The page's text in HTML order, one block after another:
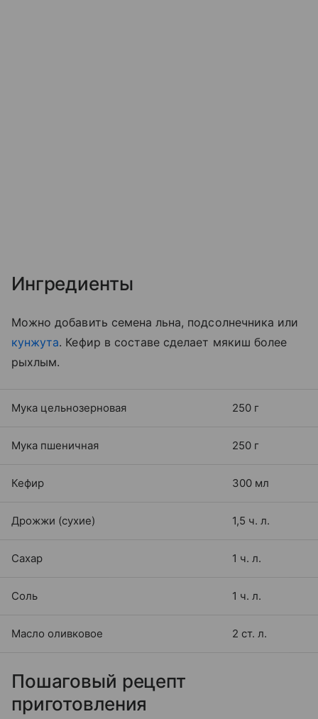
Ингредиенты
Можно добавить семена льна, подсолнечника или
кунжута. Кефир в составе сделает мякиш более
рыхлым.
Мука цельнозерновая 250 г
Мука пшеничная 250 г
Кефир 300 мл
Дрожжи (сухие) 1,5 ч. л.
Сахар 1 ч. л.
Соль 1 ч. л.
Масло оливковое 2 ст. л.
Пошаговый рецепт
приготовления